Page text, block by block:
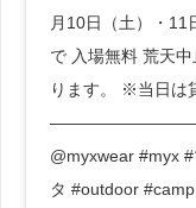
月10日（土）・11
で 入場無料 荒天
ります。 ※当日は
@myxwear #myx
タ #outdoor